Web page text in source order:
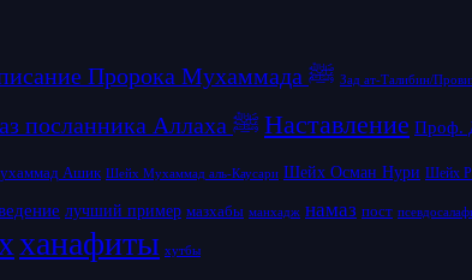
Жизнеописание Пророка Мухаммада ﷺ Зад ат-Талибин/
Намаз посланника Аллаха ﷺ Наставление Проф.
Ашик Шейх Мухаммад аль-Каусари Шейх Осман Нури Шейх
лучший пример мазхабы манхадж намаз пост
ханафиты хутбы